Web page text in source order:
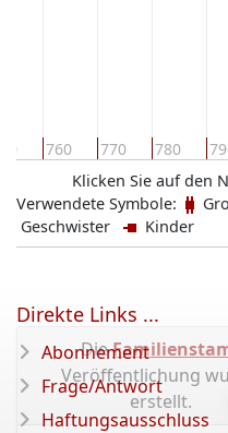
760 770 780
Klicken Sie auf den
Verwendete Symbole:
Geschwister
Kinder
Die
Veröffentlichung
erstellt.
Direkte Links ...
Abonnement
Frage/Antwort
Haftungsausschluss